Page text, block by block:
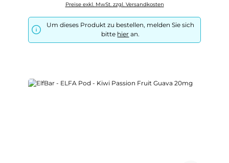
Preise exkl. MwSt. zzgl. Versandkosten
Um dieses Produkt zu bestellen, melden Sie sich
bitte hier an.